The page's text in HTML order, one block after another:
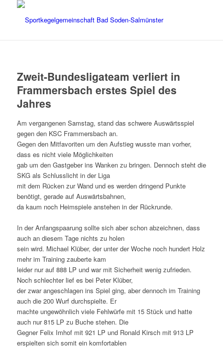
Zweit-Bundesligateam verliert in
Frammersbach erstes Spiel des
Jahres
Am vergangenen Samstag, stand das schwere Auswärtsspiel
gegen den KSC Frammersbach an.
Gegen den Mitfavoriten um den Aufstieg wusste man vorher,
dass es nicht viele Möglichkeiten
gab um den Gastgeber ins Wanken zu bringen. Dennoch steht die
SKG als Schlusslicht in der Liga
mit dem Rücken zur Wand und es werden dringend Punkte
benötigt, gerade auf Auswärtsbahnen,
da kaum noch Heimspiele anstehen in der Rückrunde.
In der Anfangspaarung sollte sich aber schon abzeichnen, dass
auch an diesem Tage nichts zu holen
sein wird. Michael Klüber, der unter der Woche noch hundert Holz
mehr im Training zauberte kam
leider nur auf 888 LP und war mit Sicherheit wenig zufrieden.
Noch schlechter lief es bei Peter Klüber,
der zwar angeschlagen ins Spiel ging, aber dennoch im Training
auch die 200 Wurf durchspielte. Er
machte ungewöhnlich viele Fehlwürfe mit 15 Stück und hatte
auch nur 815 LP zu Buche stehen. Die
Gegner Felix Imhof mit 921 LP und Ronald Kirsch mit 913 LP
erspielten sich somit ein komfortablen